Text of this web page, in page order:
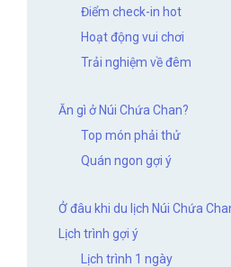
Điểm check-in hot
Hoạt động vui chơi
Trải nghiệm về đêm
Ăn gì ở Núi Chứa Chan?
Top món phải thử
Quán ngon gợi ý
Ở đâu khi du lịch Núi Chứa
Lịch trình gợi ý
Lịch trình 1 ngày